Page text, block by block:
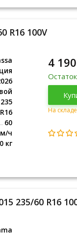
R16 100V
235
R16
60
ч
кг
Турция
2026
4
На
235/60 R16